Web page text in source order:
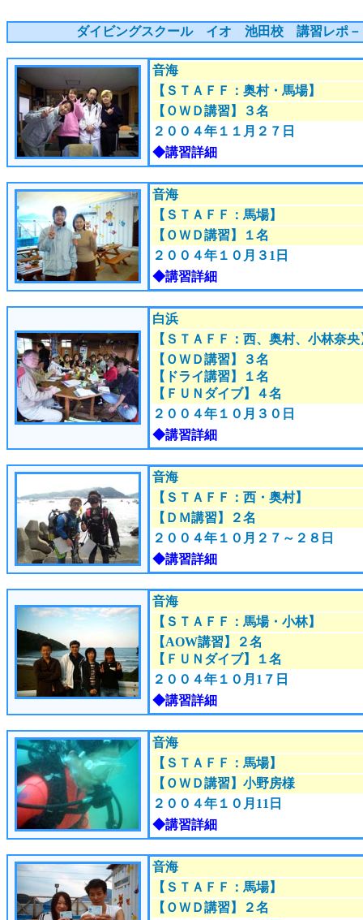
ダイビングスクール イオ 池田校講習レポ－
音海
【ＳＴＡＦＦ：奥村・馬場】
【ＯＷＤ講習】３名
２００４年１１月２７ 日
◆講習詳細
音海
【ＳＴＡＦＦ：馬場】
【ＯＷＤ講習】１名
２００４年１０月３ 1日
◆講習詳細
白浜
【ＳＴＡＦＦ：西、奥村、小林奈央
【ＯＷＤ講習】３名
【ドライ講習】１名
【ＦＵＮダイブ】４名
２００４年１０月３ ０日
◆講習詳細
音海
【ＳＴＡＦＦ：西・奥村】
【ＤＭ講習】２名
２００４年１０月２７～２８日
◆講習詳細
音海
【ＳＴＡＦＦ：馬場・小林】
【AOW講習】２名
【ＦＵＮダイブ】１名
２００４年１０月1７日
◆講習詳細
音海
【ＳＴＡＦＦ：馬場】
【ＯＷＤ講習】小野房様
２００４年１０月11日
◆講習詳細
音海
【ＳＴＡＦＦ：馬場】
【ＯＷＤ講習】２名